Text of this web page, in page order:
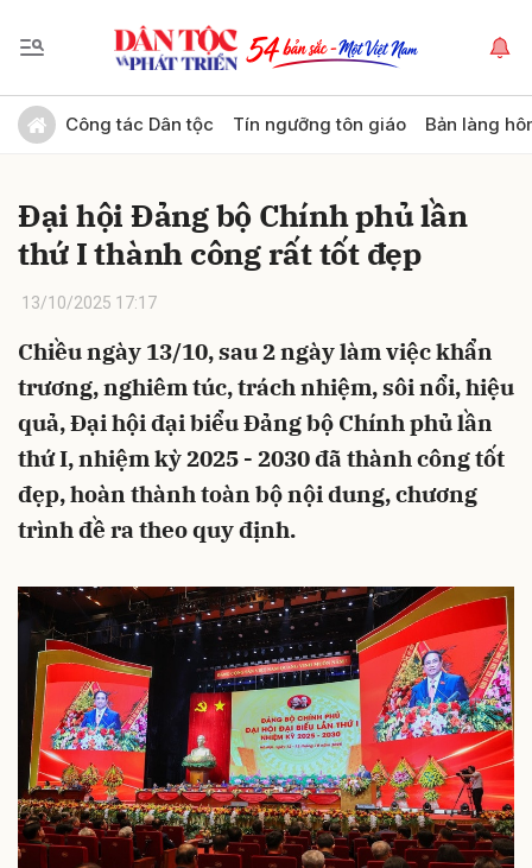
Công tác Dân tộc Tín ngưỡng tôn giáo Bản làng
Đại hội Đảng bộ Chính phủ lần
thứ I thành công rất tốt đẹp
13/10/2025 17:17
Chiều ngày 13/10, sau 2 ngày làm việc khẩn
trương, nghiêm túc, trách nhiệm, sôi nổi, hiệu
quả, Đại hội đại biểu Đảng bộ Chính phủ lần
thứ I, nhiệm kỳ 2025 - 2030 đã thành công tốt
đẹp, hoàn thành toàn bộ nội dung, chương
trình đề ra theo quy định.
Gửi bình luận
Hủy Gửi